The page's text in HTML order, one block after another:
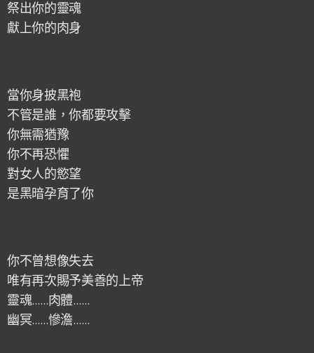
祭出你的靈魂
獻上你的肉身
當你身披黑袍
不管是誰，你都要攻擊
你無需猶豫
你不再恐懼
對女人的慾望
是黑暗孕育了你
你不曾想像失去
唯有再次賜予美善的上帝
靈魂……肉體……
幽冥……慘澹……